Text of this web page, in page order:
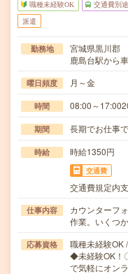
職種未経験OK 交通費別
派遣
勤務地
宮城県黒川郡
鹿島台駅から
曜日頻度 月～金
時間 08:00～
期間 長期でお仕事
時給 時給1350円
交通費
交通費規定内
仕事内容
カウンターフ
作業。いくつ
応募資格
職種未経験OK
◆未経験OK！
で気軽にオン